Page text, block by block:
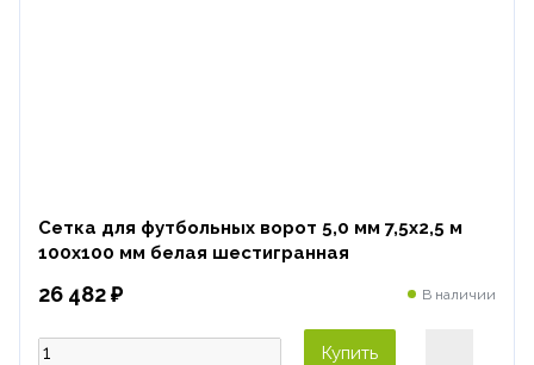
Сетка для футбольных ворот 5,0 мм 7,5х2,5 м
100х100 мм белая шестигранная
26 482 ₽ В наличии
Купить